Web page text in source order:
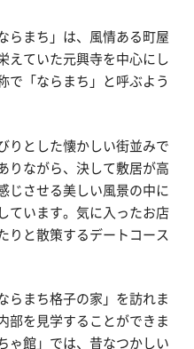
らまち」は、風情ある町屋
えていた元興寺を中心にし
で「ならまち」と呼ぶよう
りとした懐かしい街並みで
りながら、決して敷居が高
じさせる美しい風景の中に
ています。気に入ったお店
りと散策するデートコース
らまち格子の家」を訪れま
部を見学することができま
ゃ館」では、昔なつかしい